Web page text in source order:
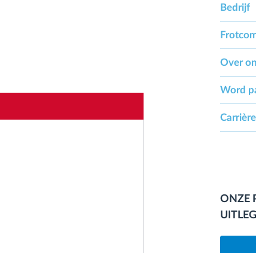
Bedrijf
Over
Word
ONZE